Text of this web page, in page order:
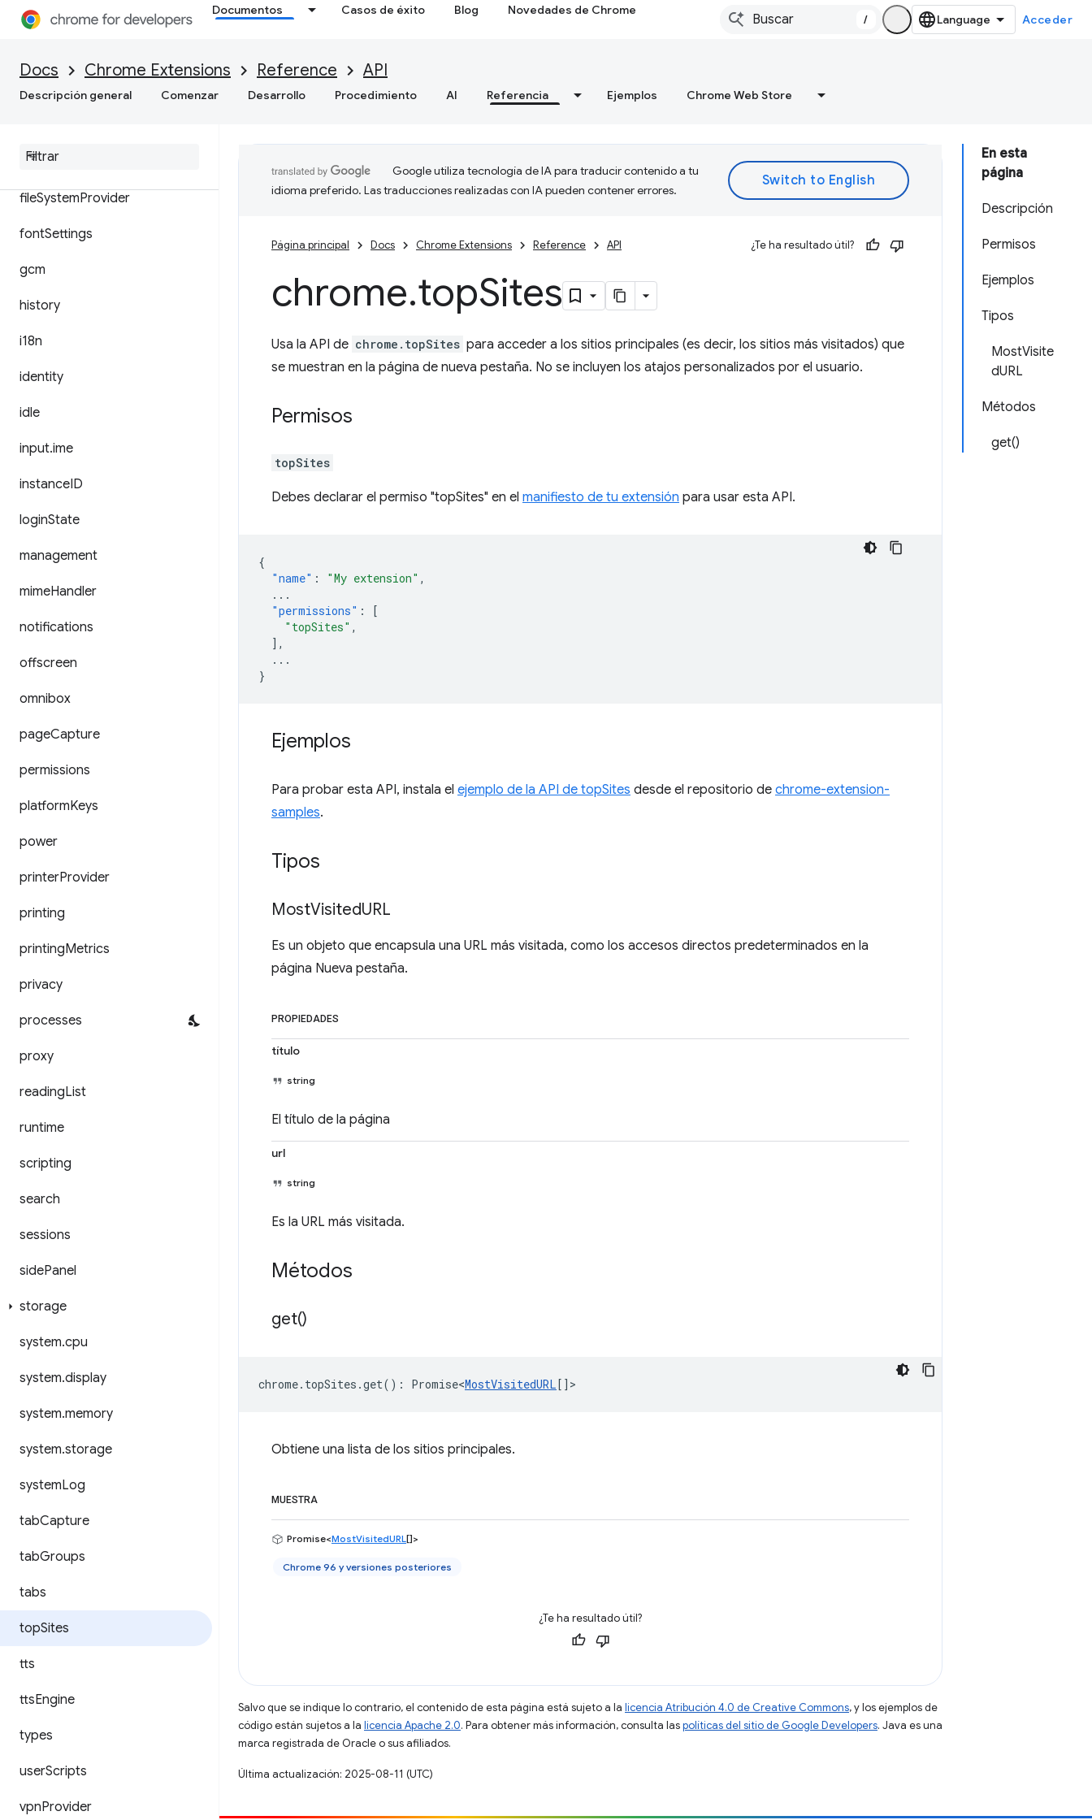
Documentos Casos de éxito Blog Novedades de Chrome
/ Acceder
Docs Chrome Extensions Reference API
Descripción general Comenzar Desarrollo Procedimiento AI Referencia Ejemplos Chrome Web Store
enterprise.platformKeys
extension
fileBrowser
fileSystemProvider
fontSettings
gcm
history
i18n
identity
idle
input.ime
instanceID
loginState
management
mimeHandler
notifications
offscreen
omnibox
pageCapture
permissions
platformKeys
power
printerProvider
printing
printingMetrics
privacy
processes
proxy
readingList
runtime
scripting
search
sessions
sidePanel
storage
system.cpu
system.display
system.memory
system.storage
systemLog
tabCapture
tabGroups
tabs
topSites
tts
ttsEngine
types
userScripts
vpnProvider
En esta
página
Descripción
Permisos
Ejemplos
Tipos
MostVisite
dURL
Métodos
get()
Google utiliza tecnología de IA para traducir contenido a tu
idioma preferido. Las traducciones realizadas con IA pueden contener errores.
Página principal Docs Chrome Extensions Reference API ¿Te ha resultado útil?
chrome.topSites
Usa la API de chrome.topSites para acceder a los sitios principales (es decir, los sitios más visitados) que
se muestran en la página de nueva pestaña. No se incluyen los atajos personalizados por el usuario.
Permisos
topSites
Debes declarar el permiso "topSites" en el manifiesto de tu extensión para usar esta API.
{
"name" : "My extension" ,
...
"permissions" :
[
"topSites" ,
],
...
}
Ejemplos
Para probar esta API, instala el ejemplo de la API de topSites desde el repositorio de chrome-extension-
samples.
Tipos
MostVisitedURL
Es un objeto que encapsula una URL más visitada, como los accesos directos predeterminados en la
página Nueva pestaña.
PROPIEDADES
título
string
El título de la página
url
string
Es la URL más visitada.
Métodos
get()
chrome. topSites .get() : Promise<MostVisitedURL[] >
Obtiene una lista de los sitios principales.
MUESTRA
Promise<MostVisitedURL[]>
Chrome 96 y versiones posteriores
¿Te ha resultado útil?
Salvo que se indique lo contrario, el contenido de esta página está sujeto a la licencia Atribución 4.0 de Creative Commons, y los ejemplos de
código están sujetos a la licencia Apache 2.0. Para obtener más información, consulta laspolíticas del sitio de Google Developers. Java es una
marca registrada de Oracle o sus afiliados.
Última actualización: 2025-08-11 (UTC)